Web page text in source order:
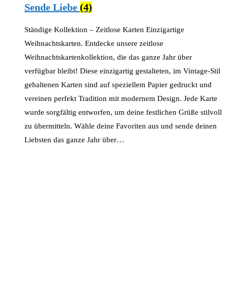
Sende Liebe (4)
Ständige Kollektion – Zeitlose Karten Einzigartige
Weihnachtskarten. Entdecke unsere zeitlose
Weihnachtskartenkollektion, die das ganze Jahr über
verfügbar bleibt! Diese einzigartig gestalteten, im Vintage-Stil
gehaltenen Karten sind auf speziellem Papier gedruckt und
vereinen perfekt Tradition mit modernem Design. Jede Karte
wurde sorgfältig entworfen, um deine festlichen Grüße stilvoll
zu übermitteln. Wähle deine Favoriten aus und sende deinen
Liebsten das ganze Jahr über…